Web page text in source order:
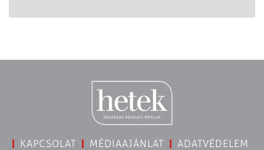
KAPCSOLAT MÉDIAAJÁNLAT
ADATVÉDELEM